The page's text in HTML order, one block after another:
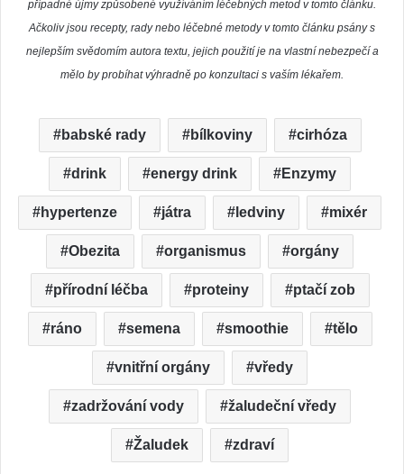
případné újmy způsobené využíváním léčebných metod v tomto článku.
Ačkoliv jsou recepty, rady nebo léčebné metody v tomto článku psány s
nejlepším svědomím autora textu, jejich použití je na vlastní nebezpečí a
mělo by probíhat výhradně po konzultaci s vaším lékařem.
babské rady bílkoviny cirhóza
drink energy drink Enzymy
hypertenze játra ledviny mixér
Obezita organismus orgány
přírodní léčba proteiny ptačí zob
ráno semena smoothie tělo
vnitřní orgány vředy
zadržování vody žaludeční vředy
Žaludek zdraví